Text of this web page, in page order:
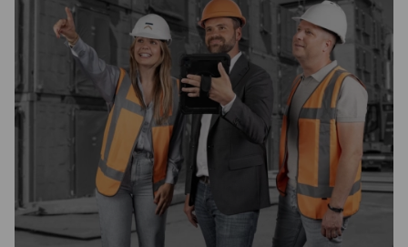
aan je welzijn en werkplezier. Zo blijf je niet alleen een
expert in je vakgebied, maar ook een fijne collega en
inspirerend persoon.